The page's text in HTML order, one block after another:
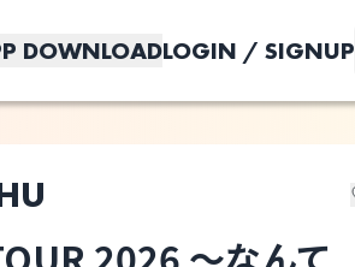
DOWNLOADLOGIN / SIGNUP
ない